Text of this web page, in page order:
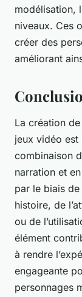
modélisation,
niveaux. Ces
créer des
améliorant
La création
jeux vidéo est
combinaison
narration et
par le biais de
histoire, de
ou de
élément
à rendre
engageante
personnages